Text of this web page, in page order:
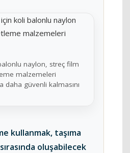
naylon, streç film
malzemeleri
daha güvenli kalmasını
kullanmak, taşıma
oluşabilecek